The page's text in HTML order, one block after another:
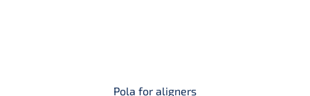
Pola for aligners